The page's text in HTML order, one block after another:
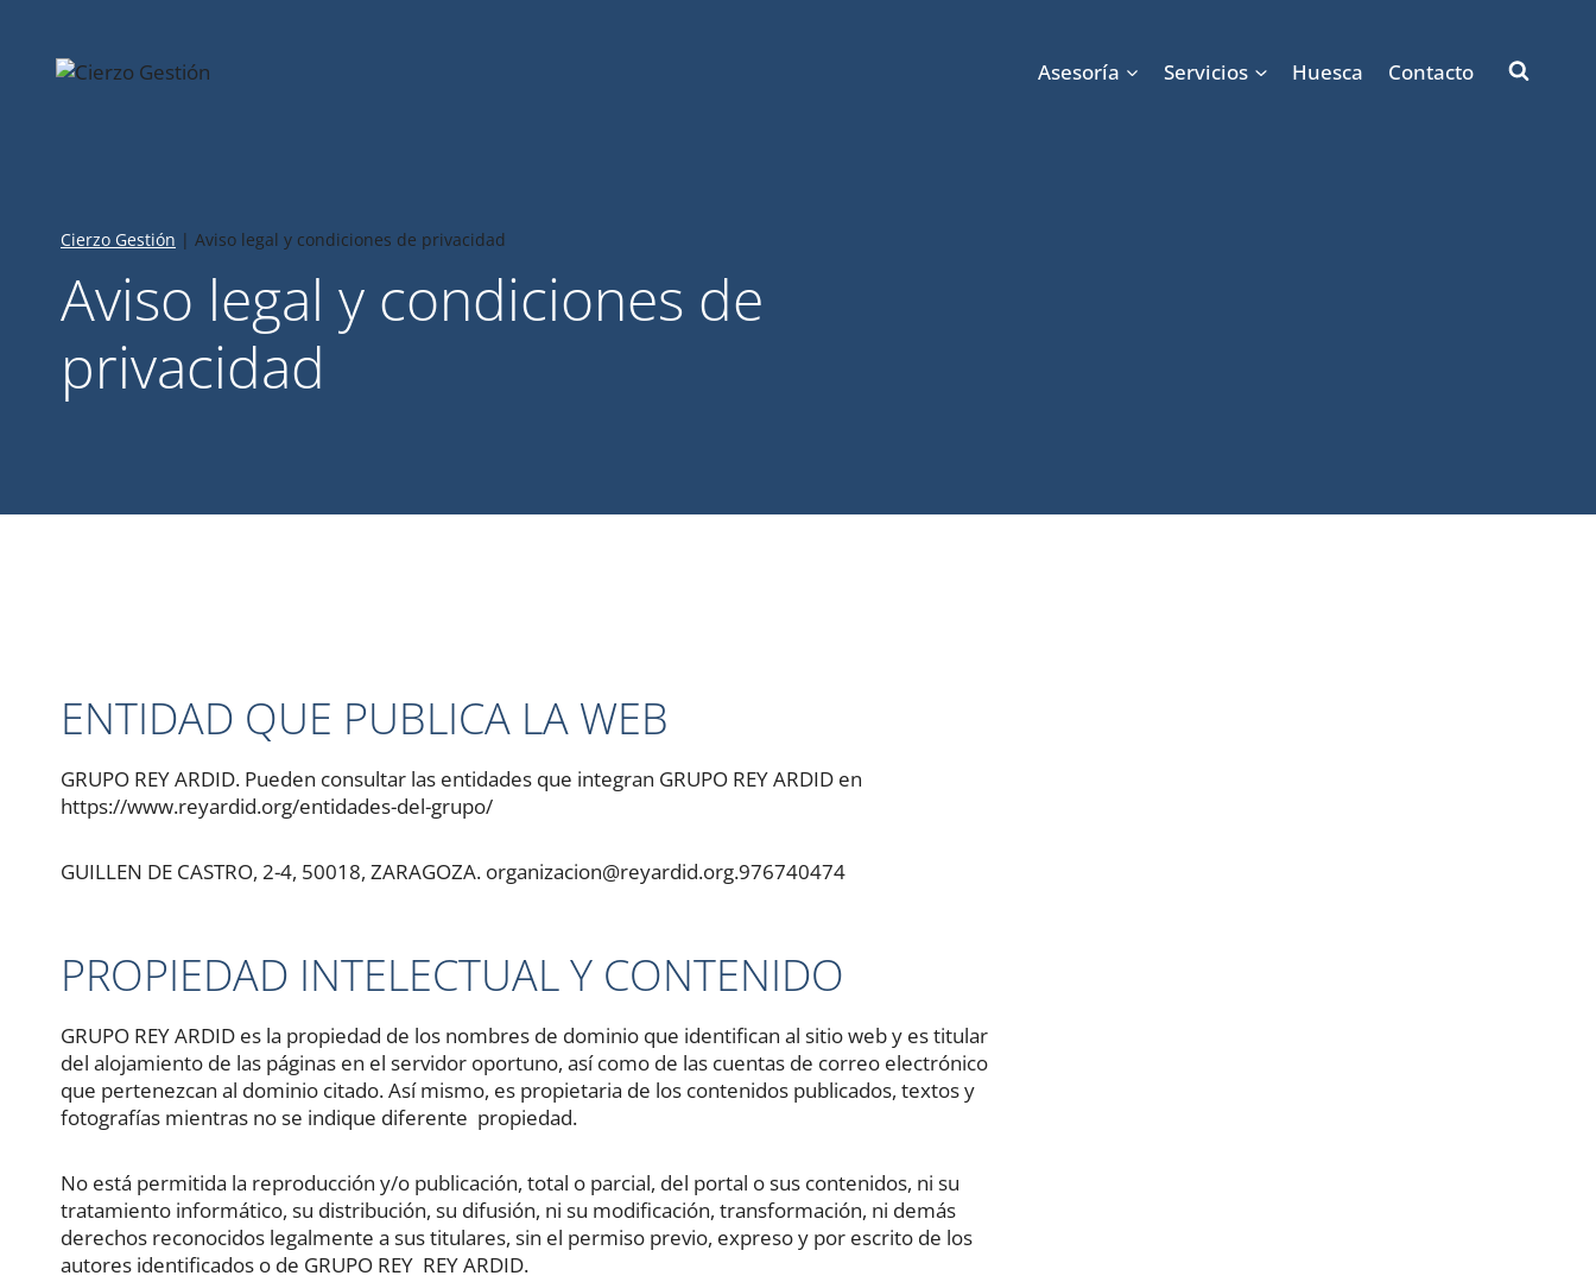
contenido
Asesoría Servicios Huesca Contacto
Cierzo Gestión | Aviso legal y condiciones de privacidad
Aviso legal y condiciones de
privacidad
ENTIDAD QUE PUBLICA LA WEB
GRUPO REY ARDID. Pueden consultar las entidades que integran GRUPO REY ARDID en
https://www.reyardid.org/entidades-del-grupo/
GUILLEN DE CASTRO, 2-4, 50018, ZARAGOZA. organizacion@reyardid.org.976740474
PROPIEDAD INTELECTUAL Y CONTENIDO
GRUPO REY ARDID es la propiedad de los nombres de dominio que identifican al sitio web y es titular
del alojamiento de las páginas en el servidor oportuno, así como de las cuentas de correo electrónico
que pertenezcan al dominio citado. Así mismo, es propietaria de los contenidos publicados, textos y
fotografías mientras no se indique diferente propiedad.
No está permitida la reproducción y/o publicación, total o parcial, del portal o sus contenidos, ni su
tratamiento informático, su distribución, su difusión, ni su modificación, transformación, ni demás
derechos reconocidos legalmente a sus titulares, sin el permiso previo, expreso y por escrito de los
autores identificados o de GRUPO REY REY ARDID.